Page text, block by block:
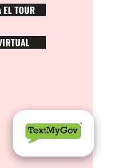
EL TOUR